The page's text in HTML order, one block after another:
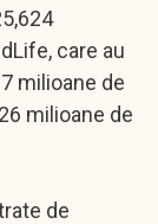
care au
milioane de
milioane de
de